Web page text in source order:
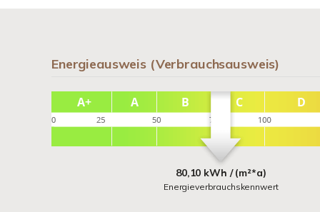
Energieausweis (Verbrauchsausweis)
80,10 kWh / (m²*a)
Energieverbrauchskennwert